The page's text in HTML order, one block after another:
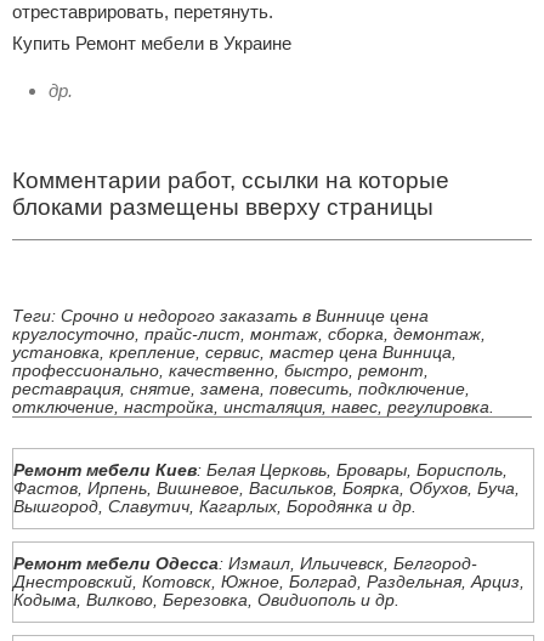
отреставрировать, перетянуть.
Купить Ремонт мебели в Украине
др.
Комментарии работ, ссылки на которые
блоками размещены вверху страницы
Теги: Срочно и недорого заказать в Виннице цена
круглосуточно, прайс-лист, монтаж, сборка, демонтаж,
установка, крепление, сервис, мастер цена Винница,
профессионально, качественно, быстро, ремонт,
реставрация, снятие, замена, повесить, подключение,
отключение, настройка, инсталяция, навес, регулировка.
Ремонт мебели Киев: Белая Церковь, Бровары, Борисполь,
Фастов, Ирпень, Вишневое, Васильков, Боярка, Обухов, Буча,
Вышгород, Славутич, Кагарлых, Бородянка и др.
Ремонт мебели Одесса: Измаил, Ильичевск, Белгород-
Днестровский, Котовск, Южное, Болград, Раздельная, Арциз,
Кодыма, Вилково, Березовка, Овидиополь и др.